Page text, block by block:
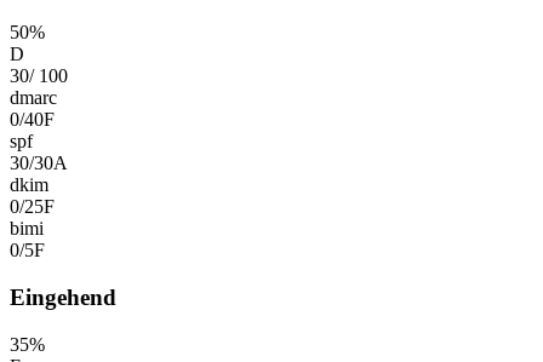
50%
D
30/ 100
dmarc
0/40F
spf
30/30A
dkim
0/25F
bimi
0/5F
Eingehend
35%